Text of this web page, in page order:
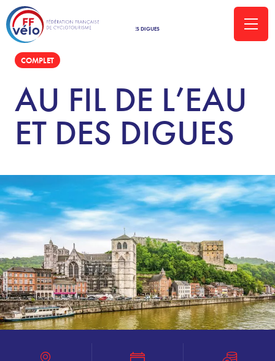
ACCUEIL» VOYAGES-VELO»AU FIL DE L’EAU ET DES DIGUES
COMPLET
AU FIL DE L’EAU
ET DES DIGUES